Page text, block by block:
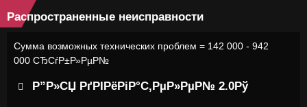
Распространенные неисправности
Сумма возможных технических проблем = 142 000 - 942
000 СЂСѓР±Р»РµР№
Р”Р»СЏ РґРІРёРіР°С‚РµР»РµР№ 2.0Рў